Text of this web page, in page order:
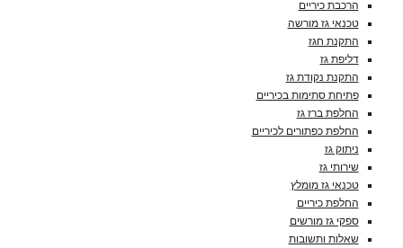
הרכבת כיריים
טכנאי גז מורשה
התקנת חגז
דליפת גז
התקנת נקודת גז
פתיחת סתימות בכיריים
החלפת ברז גז
החלפת כפתורים לכיריים
ניתוק גז
שירותי גז
טכנאי גז מומלץ
החלפת כיריים
ספקי גז מורשים
שאלות ותשובות